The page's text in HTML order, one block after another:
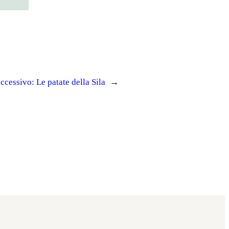
Le patate della Sila →